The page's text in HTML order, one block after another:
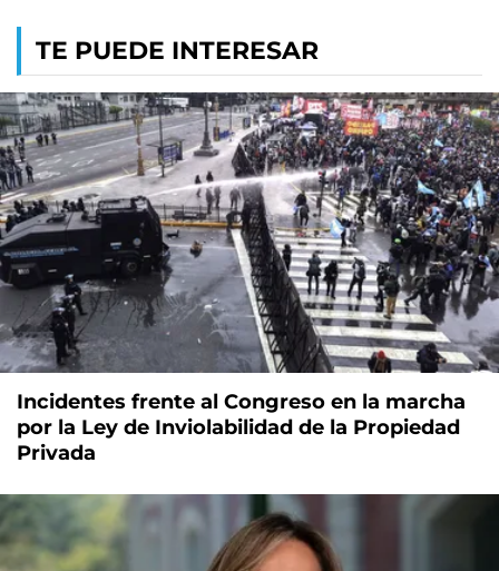
TE PUEDE INTERESAR
Incidentes frente al Congreso en la marcha
por la Ley de Inviolabilidad de la Propiedad
Privada